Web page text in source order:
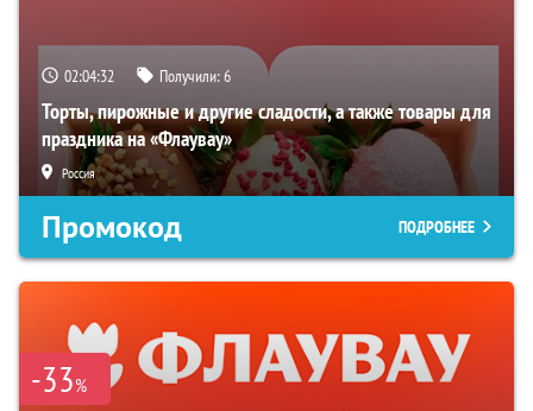
02:04:31 Получили:6
Торты, пирожные и другие сладости, а также товары для
праздника на «Флаувау»
Россия
Промокод ПОДРОБНЕЕ
-33%